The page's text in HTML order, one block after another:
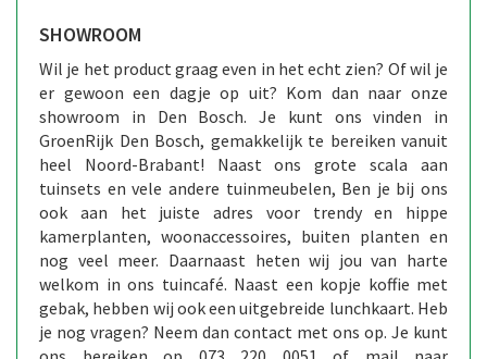
SHOWROOM
Wil je het product graag even in het echt zien? Of wil je
er gewoon een dagje op uit? Kom dan naar onze
showroom in Den Bosch. Je kunt ons vinden in
GroenRijk Den Bosch, gemakkelijk te bereiken vanuit
heel Noord-Brabant! Naast ons grote scala aan
tuinsets en vele andere tuinmeubelen, Ben je bij ons
ook aan het juiste adres voor trendy en hippe
kamerplanten, woonaccessoires, buiten planten en
nog veel meer. Daarnaast heten wij jou van harte
welkom in ons tuincafé. Naast een kopje koffie met
gebak, hebben wij ook een uitgebreide lunchkaart. Heb
je nog vragen? Neem dan contact met ons op. Je kunt